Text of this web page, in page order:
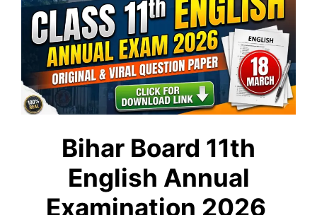
Bihar Board 11th
English Annual
Examination 2026